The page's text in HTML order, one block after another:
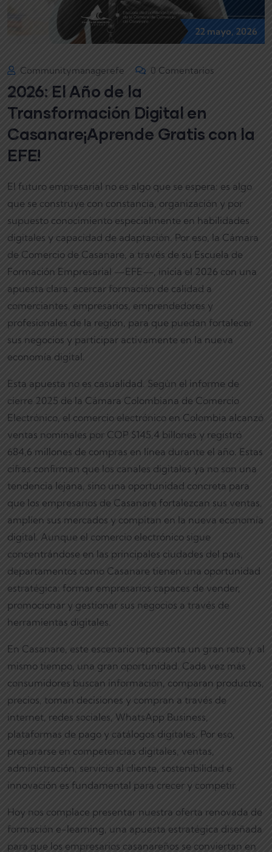
22 mayo, 2026
Communitymanagerefe 0 Comentarios
2026: El Año de la
Transformación Digital en
Casanare¡Aprende Gratis con la
EFE!
El futuro empresarial no es algo que se espera: es algo
que se construye con constancia, organización y por
supuesto conocimiento especialmente en habilidades
digitales y capacidad de adaptación. Por eso, la Cámara
de Comercio de Casanare, a través de su Escuela de
Formación Empresarial —EFE—, inicia el 2026 con una
apuesta clara: acercar formación de calidad a
comerciantes, empresarios, emprendedores y
profesionales de la región, para que puedan fortalecer
sus negocios y participar activamente en la nueva
economía digital.
Esta apuesta no es casualidad. Según el informe de
cierre 2025 de la Cámara Colombiana de Comercio
Electrónico, el comercio electrónico en Colombia alcanzó
ventas nominales por COP $145,4 billones y registró
684,6 millones de compras en línea durante el año. Estas
cifras confirman que los canales digitales ya no son una
tendencia lejana, sino una oportunidad concreta para
que los empresarios de Casanare fortalezcan sus ventas,
amplíen sus mercados y compitan en la nueva economía
digital. Aunque el comercio electrónico sigue
concentrándose en las principales ciudades del país,
departamentos como Casanare tienen una oportunidad
estratégica: formar empresarios capaces de vender,
promocionar y gestionar sus negocios a través de
herramientas digitales.
En Casanare, este escenario representa un gran reto y, al
mismo tiempo, una gran oportunidad. Cada vez más
consumidores buscan información, comparan productos,
precios, toman decisiones y compran a través de
internet, redes sociales, WhatsApp Business,
plataformas de pago y catálogos digitales. Por eso,
prepararse en competencias digitales, ventas,
administración, servicio al cliente, sostenibilidad e
innovación es fundamental para crecer y competir.
Hoy nos complace presentar nuestra oferta renovada de
formación e-learning, una apuesta estratégica diseñada
para que los empresarios casanareños se conviertan en